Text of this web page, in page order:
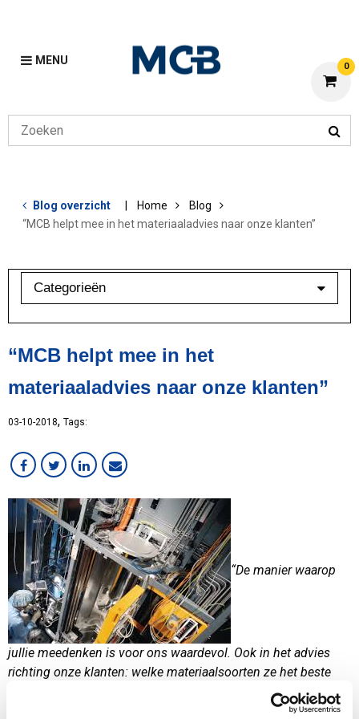
MENU 0
Blog overzicht Home
Blog
“MCB helpt mee in het materiaaladvies naar onze klanten”
Categorieën
Lean
Overig
Services
Werken bij MCB
“MCB helpt mee in het
materiaaladvies naar onze klanten”
03-10-2018, Tags:
“De manier waarop
jullie meedenken is voor ons waardevol. Ook in het advies
richting onze klanten: welke materiaalsoorten ze het beste
kunnen gebruiken bijvoorbeeld, gezien de omgeving van hun